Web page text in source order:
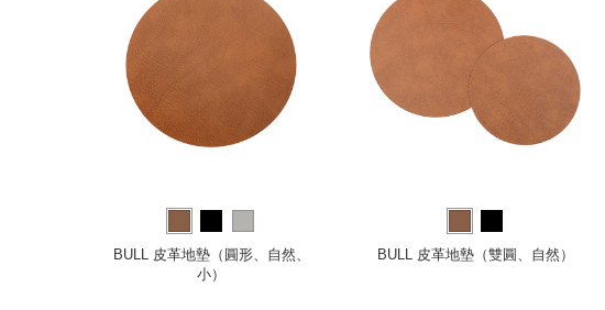
BULL 皮革地墊（圓形、自然、
小）
BULL 皮革地墊（雙圓、自然）